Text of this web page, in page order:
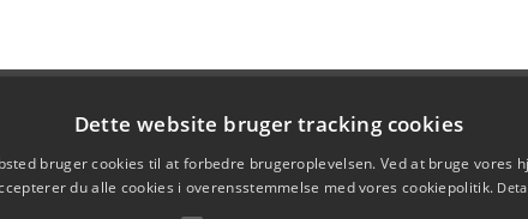
Dette website bruger tracking cookies
bruger cookies til at forbedre brugeroplevelsen. Ved at bruge vores
du alle cookies i overensstemmelse med vores cookiepolitik.